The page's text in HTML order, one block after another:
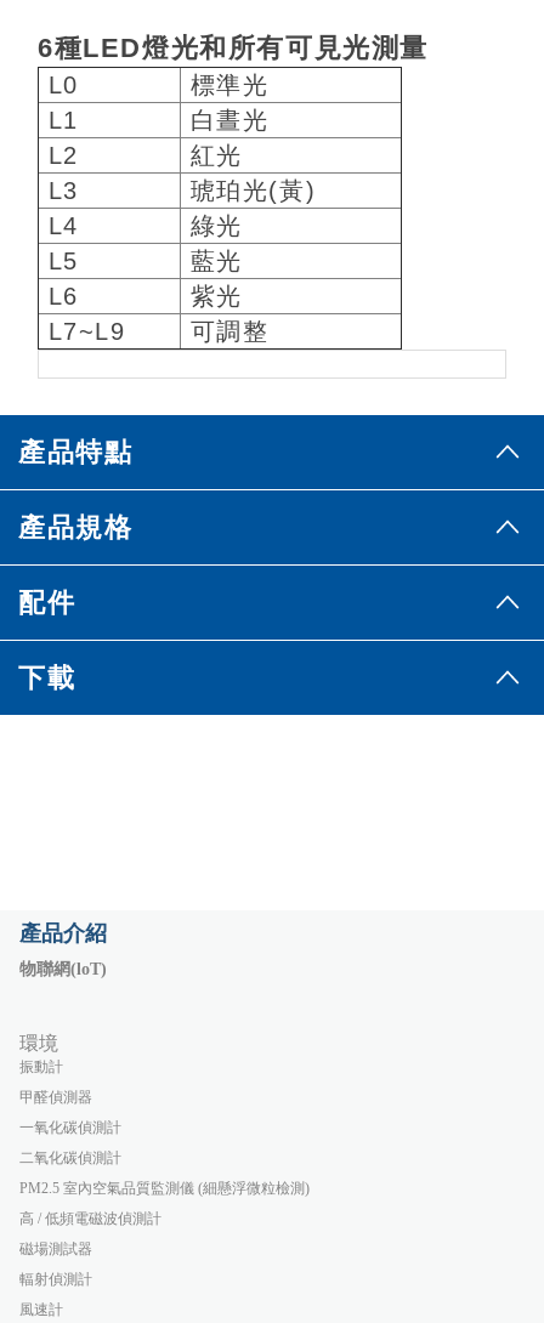
6種LED燈光和所有可見光測量
L0
標準光
L1
白晝光
L2
紅光
L3
琥珀光(黃)
L4
綠光
L5
藍光
L6
紫光
L7~L9
可調整
產品特點
產品規格
配件
下載
產品介紹
物聯網(loT)
環境
振動計
甲醛偵測器
一氧化碳偵測計
二氧化碳偵測計
PM2.5 室內空氣品質監測儀 (細懸浮微粒檢測)
高 / 低頻電磁波偵測計
磁場測試器
輻射偵測計
風速計